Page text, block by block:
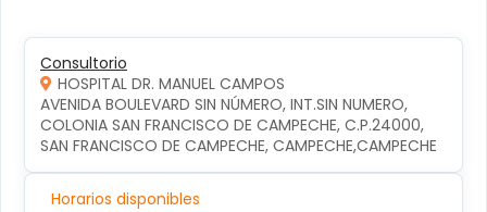
Consultorio
HOSPITAL DR. MANUEL CAMPOS
AVENIDA BOULEVARD SIN NÚMERO, INT.SIN NUMERO,
COLONIA SAN FRANCISCO DE CAMPECHE, C.P.24000,
SAN FRANCISCO DE CAMPECHE, CAMPECHE,CAMPECHE
Horarios disponibles